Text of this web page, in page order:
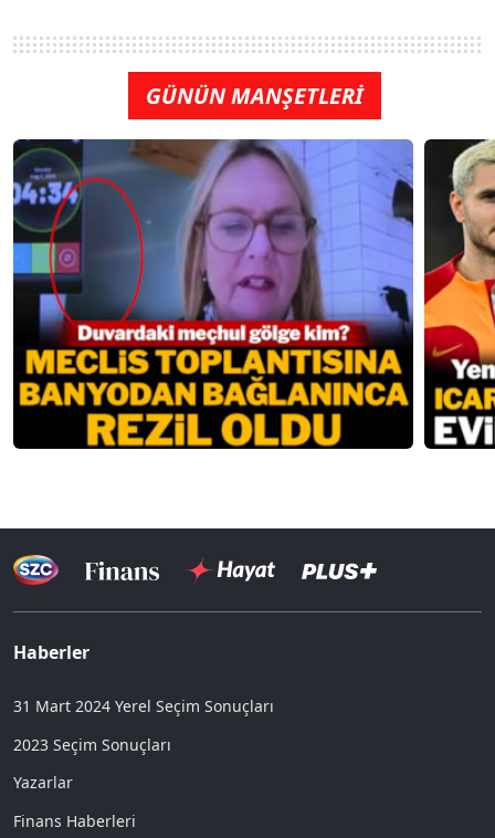
GÜNÜN MANŞETLERİ
Haberler
31 Mart 2024 Yerel Seçim Sonuçları
2023 Seçim Sonuçları
Yazarlar
Finans Haberleri